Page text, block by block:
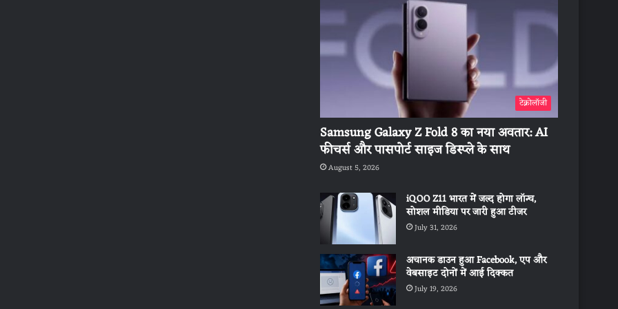
टेक्नोलॉजी
Samsung Galaxy Z Fold 8 का नया अवतार: AI
फीचर्स और पासपोर्ट साइज डिस्प्ले के साथ
August 5, 2026
iQOO Z11 भारत में जल्द होगा लॉन्च,
सोशल मीडिया पर जारी हुआ टीजर
July 31, 2026
अचानक डाउन हुआ Facebook, एप और
वेबसाइट दोनों में आई दिक्कत
July 19, 2026